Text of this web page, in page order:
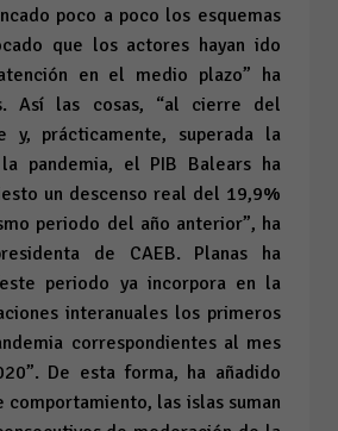
poco a poco los esquemas
que los actores hayan ido
en el medio plazo” ha
Así las cosas, “al cierre del
y, prácticamente, superada la
pandemia, el PIB Balears ha
un descenso real del 19,9%
periodo del año anterior”, ha
de CAEB. Planas ha
periodo ya incorpora en la
interanuales los primeros
correspondientes al mes
De esta forma, ha añadido
comportamiento, las islas suman